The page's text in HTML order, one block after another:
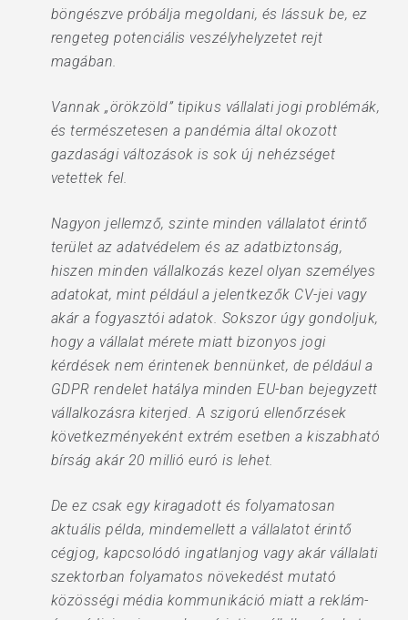
böngészve próbálja megoldani, és lássuk be, ez
rengeteg potenciális veszélyhelyzetet rejt
magában.
Vannak „örökzöld” tipikus vállalati jogi problémák,
és természetesen a pandémia által okozott
gazdasági változások is sok új nehézséget
vetettek fel.
Nagyon jellemző, szinte minden vállalatot érintő
terület az adatvédelem és az adatbiztonság,
hiszen minden vállalkozás kezel olyan személyes
adatokat, mint például a jelentkezők CV-jei vagy
akár a fogyasztói adatok. Sokszor úgy gondoljuk,
hogy a vállalat mérete miatt bizonyos jogi
kérdések nem érintenek bennünket, de például a
GDPR rendelet hatálya minden EU-ban bejegyzett
vállalkozásra kiterjed. A szigorú ellenőrzések
következményeként extrém esetben a kiszabható
bírság akár 20 millió euró is lehet.
De ez csak egy kiragadott és folyamatosan
aktuális példa, mindemellett a vállalatot érintő
cégjog, kapcsolódó ingatlanjog vagy akár vállalati
szektorban folyamatos növekedést mutató
közösségi média kommunikáció miatt a reklám-